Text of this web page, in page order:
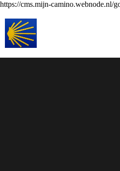
https://cms.mijn-camino.webnode.nl/